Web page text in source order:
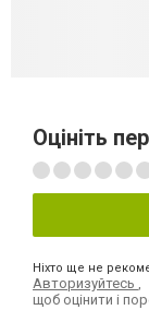
Оцініть
Ніхто ще не
Авторизуйтесь ,
щоб оцінити і